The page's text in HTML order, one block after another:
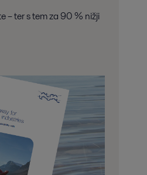
– ter s tem za 90 % nižji